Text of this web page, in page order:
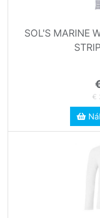
SOL'S MARINE
€